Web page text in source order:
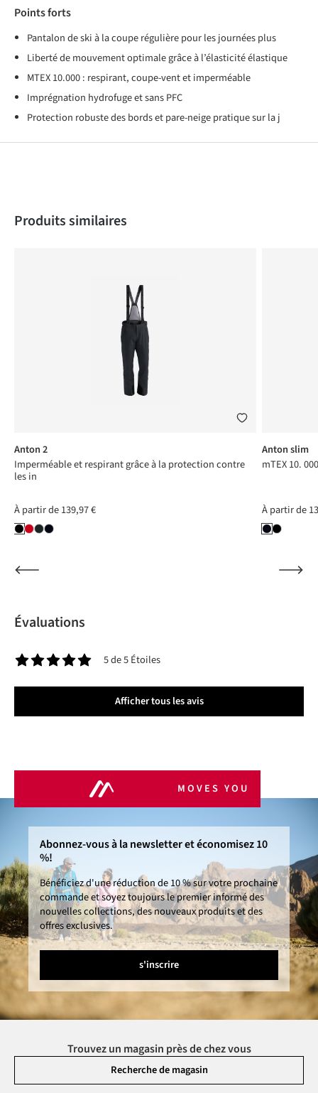
Points forts
Pantalon de ski à la coupe régulière pour les journées plus
Liberté de mouvement optimale grâce à l’élasticité élastique
MTEX 10.000 : respirant, coupe-vent et imperméable
Imprégnation hydrofuge et sans PFC
Protection robuste des bords et pare-neige pratique sur la j
Produktgalerie überspringen
Produits similaires
Anton 2
Imperméable et respirant grâce à la protection contre
les in
À partir de139,97 €
Anton slim
mTEX 10.
À partir de
Évaluations
5 de 5 Étoiles
Afficher tous les avis
MOVES YOU
Abonnez-vous à la newsletter et économisez 10
%!
Bénéficiez d'une réduction de 10 % sur votre prochaine
commande et soyez toujours le premier informé des
nouvelles collections, des nouveaux produits et des
offres exclusives.
s'inscrire
Trouvez un magasin près de chez vous
Recherche de magasin